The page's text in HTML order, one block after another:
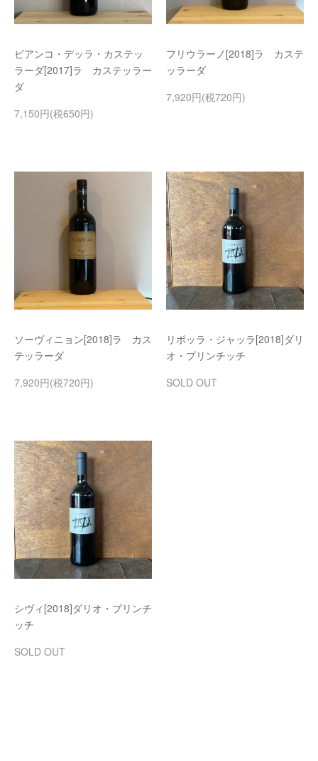
ビアンコ・デッラ・カステッ
ラーダ[2017]ラ カステッラー
ダ
7,150円(税650円)
フリウラーノ[2018]ラ カステ
ッラーダ
7,920円(税720円)
ソーヴィニョン[2018]ラ カス
テッラーダ
7,920円(税720円)
リボッラ・ジャッラ[2018]ダリ
オ・プリンチッチ
SOLD OUT
シヴィ[2018]ダリオ・プリンチ
ッチ
SOLD OUT